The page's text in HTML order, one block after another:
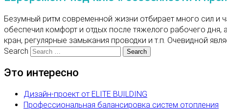
Безумный ритм современной жизни отбирает много сил и
обеспечил комфорт и отдых после тяжелого рабочего
кран, регулярные замыкания проводки и т.п. Очевидной
Search
Это интересно
Дизайн-проект от ELITE BUILDING
Профессиональная балансировка систем отопления